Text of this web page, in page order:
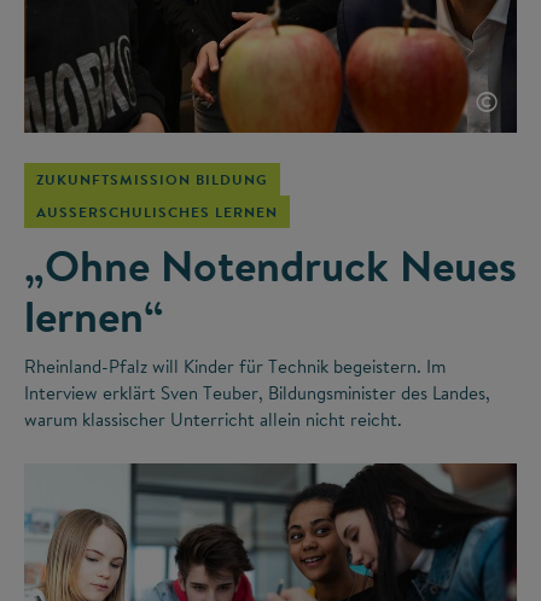
©
ZUKUNFTSMISSION BILDUNG
AUSSERSCHULISCHES LERNEN
„Ohne Notendruck Neues
lernen“
Rheinland-Pfalz will Kinder für Technik begeistern. Im
Interview erklärt Sven Teuber, Bildungsminister des Landes,
warum klassischer Unterricht allein nicht reicht.